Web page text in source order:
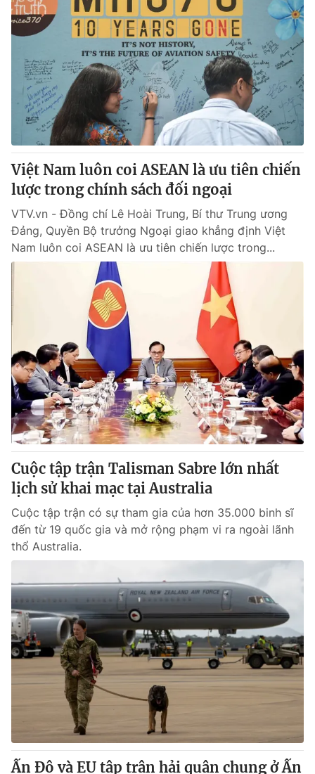
® Cấm sao chép dưới mọi hình thức nếu không có sự chấp
thuận bằng văn bản. Ghi rõ nguồn VTV.vn khi phát hành lại
thông tin từ website này.
Việt Nam luôn coi ASEAN là ưu tiên chiến
lược trong chính sách đối ngoại
VTV.vn - Đồng chí Lê Hoài Trung, Bí thư Trung ương
Đảng, Quyền Bộ trưởng Ngoại giao khẳng định Việt
Nam luôn coi ASEAN là ưu tiên chiến lược trong...
Cuộc tập trận Talisman Sabre lớn nhất
lịch sử khai mạc tại Australia
Cuộc tập trận có sự tham gia của hơn 35.000 binh sĩ
đến từ 19 quốc gia và mở rộng phạm vi ra ngoài lãnh
thổ Australia.
Ấn Độ và EU tập trận hải quân chung ở Ấn